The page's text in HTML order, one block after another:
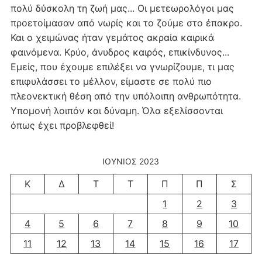
πολύ δύσκολη τη ζωή μας... Οι μετεωρολόγοι μας
προετοίμασαν από νωρίς και το ζούμε στο έπακρο.
Και ο χειμώνας ήταν γεμάτος ακραία καιρικά
φαινόμενα. Κρύο, άνυδρος καιρός, επικίνδυνος...
Εμείς, που έχουμε επιλέξει να γνωρίζουμε, τι μας
επιφυλάσσει το μέλλον, είμαστε σε πολύ πιο
πλεονεκτική θέση από την υπόλοιπη ανθρωπότητα.
Υπομονή λοιπόν και δύναμη. Όλα εξελίσσονται
όπως έχει προβλεφθεί!
ΙΟΎΝΙΟΣ 2023
Κ Δ Τ Τ Π Π
Σ
1
2
3
4
5 6 7 8 9
10
11
12 13 14 15 16
17